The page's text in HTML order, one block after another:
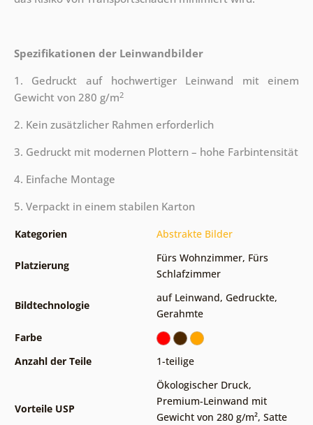
Spezifikationen der Leinwandbilder
1. Gedruckt auf hochwertiger Leinwand mit einem
Gewicht von 280 g/m2
2. Kein zusätzlicher Rahmen erforderlich
3. Gedruckt mit modernen Plottern – hohe Farbintensität
4. Einfache Montage
5. Verpackt in einem stabilen Karton
Kategorien Abstrakte Bilder
Platzierung
Fürs Wohnzimmer, Fürs
Schlafzimmer
Bildtechnologie
auf Leinwand, Gedruckte,
Gerahmte
Farbe
Anzahl der Teile
1-teilige
Vorteile USP
Ökologischer Druck,
Premium-Leinwand mit
Gewicht von 280 g/m², Satte